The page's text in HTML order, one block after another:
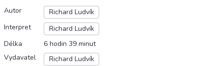
Autor
Richard Ludvík
Interpret
Richard Ludvík
Délka
6 hodin 39 minut
Vydavatel
Richard Ludvík